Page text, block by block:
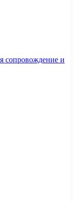
сопровождение и